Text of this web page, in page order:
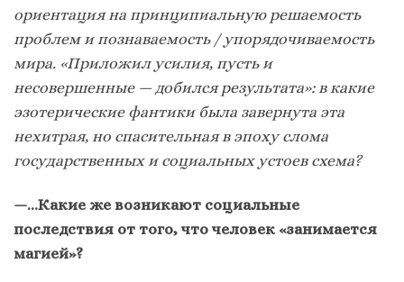
ориентация на принципиальную решаемость
проблем и познаваемость / упорядочиваемость
мира. «Приложил усилия, пусть и
несовершенные — добился результата»: в какие
эзотерические фантики была завернута эта
нехитрая, но спасительная в эпоху слома
государственных и социальных устоев схема?
—…Какие же возникают социальные
последствия от того, что человек «занимается
магией»?